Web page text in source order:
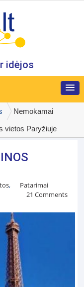
idėjos
Nemokamai
vietos Paryžiuje
,
Patarimai
21 Comments